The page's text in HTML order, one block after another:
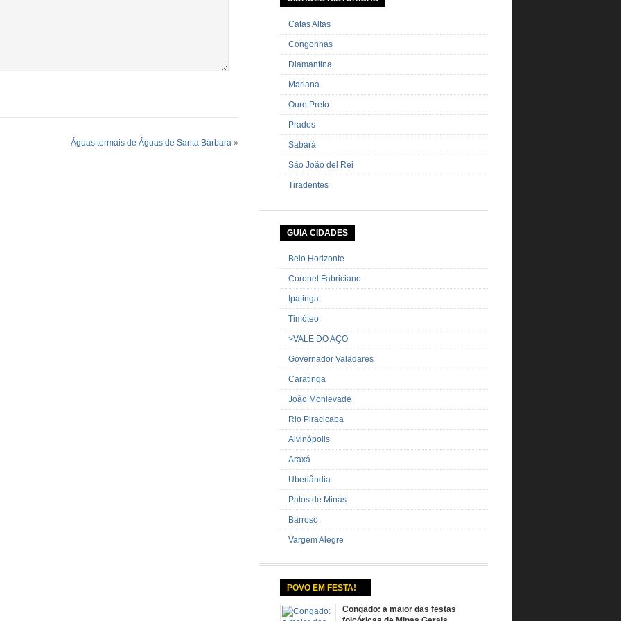
Águas termais de Águas de Santa Bárbara »
cebolinha Pimenta […]
Catas Altas
Congonhas
Diamantina
Mariana
Ouro Preto
Prados
Sabará
São João del Rei
Tiradentes
GUIA CIDADES
Belo Horizonte
Coronel Fabriciano
Ipatinga
Timóteo
>VALE DO AÇO
Governador Valadares
Caratinga
João Monlevade
Rio Piracicaba
Alvinópolis
Araxá
Uberlândia
Patos de Minas
Barroso
Vargem Alegre
POVO EM FESTA!
Congado: a maior das festas